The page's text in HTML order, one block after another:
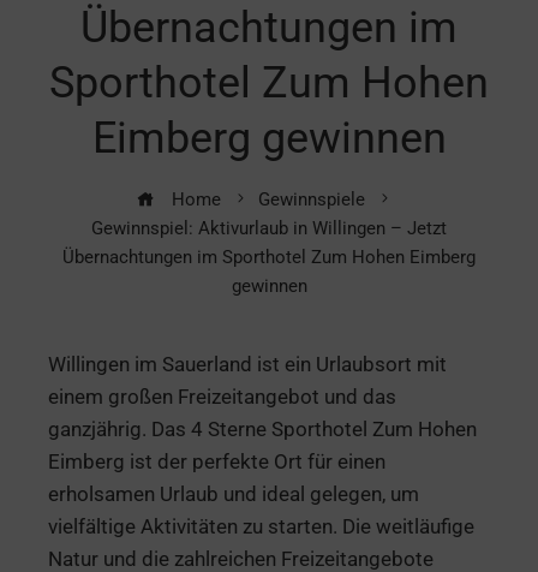
Übernachtungen im
Sporthotel Zum Hohen
Eimberg gewinnen
Home
Gewinnspiele
Gewinnspiel: Aktivurlaub in Willingen – Jetzt
Übernachtungen im Sporthotel Zum Hohen Eimberg
gewinnen
Willingen im Sauerland ist ein Urlaubsort mit
einem großen Freizeitangebot und das
ganzjährig. Das 4 Sterne Sporthotel Zum Hohen
Eimberg ist der perfekte Ort für einen
erholsamen Urlaub und ideal gelegen, um
vielfältige Aktivitäten zu starten. Die weitläufige
Natur und die zahlreichen Freizeitangebote